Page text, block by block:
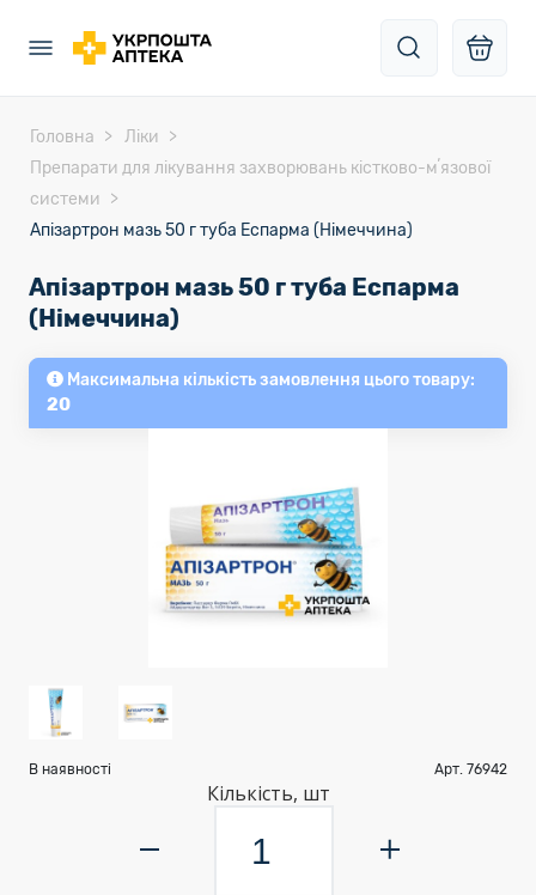
Головна
Ліки
Препарати для лікування захворювань кістково-мʼязової
системи
Апізартрон мазь 50 г туба Еспарма (Німеччина)
Апізартрон мазь 50 г туба Еспарма
(Німеччина)
Максимальна кількість замовлення цього товару:
20
В наявності Арт. 76942
Кількість, шт